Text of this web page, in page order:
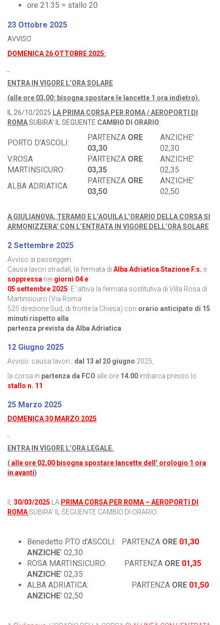
ore 21:35 = stallo 20
23 Ottobre 2025
AVVISO
DOMENICA 26 OTTOBRE 2025:
ENTRA IN VIGORE L’ORA SOLARE
(alle ore 03,00: bisogna spostare le lancette 1 ora indietro).
IL 26/10/2025 LA PRIMA CORSA PER ROMA / AEROPORTI DI
ROMASUBIRA’ IL SEGUENTE CAMBIO DI ORARIO:
PORTO D’ASCOLI:
PARTENZA ORE
03,30
ANZICHE’
02,30
V.ROSA
MARTINSICURO:
PARTENZA ORE
03,35
ANZICHE’
02,35
ALBA ADRIATICA:
PARTENZA ORE
03,50
ANZICHE’
02,50
A GIULIANOVA, TERAMO E L’AQUILA L’ORARIO DELLA CORSA SI
ARMONIZZERA’ CON L’ENTRATA IN VIGORE DELL’ORA SOLARE
2 Settembre 2025
Avviso ai passeggeri:
Causa lavori stradali, la fermata di Alba Adriatica Stazione F.s. è
soppressa nei giorni 04 e
05 settembre 2025 . E ’attiva la fermata sostitutiva di Villa Rosa di
Martinsicuro (Via Roma
525 direzione Sud, di fronte la Chiesa) con orario anticipato di 15
minuti rispetto alla
partenza prevista da Alba Adriatica
12 Giugno 2025
Avviso: causa lavori , dal 13 al 20 giugno 2025,
la corsa in partenza da FCO alle ore 14.00 imbarca presso lo
stallo n. 11
25 Marzo 2025
DOMENICA 30 MARZO 2025
ENTRA IN VIGORE L’ORA LEGALE.
(alle ore 02,00 bisogna spostare lancette dell’ orologio 1 ora
in avanti)
30/03/2025 LA PRIMA CORSA PER ROMA – AEROPORTI DI
ROMA SUBIRA’ IL SEGUENTE CAMBIO DI ORARIO:
Benedetto P.TO d’ASCOLI: PARTENZA ORE 01,30
ANZICHE’ 02,30
ROSA MARTINSICURO: PARTENZA ORE 01,35
ANZICHE’ 02,35
ALBA ADRIATICA: PARTENZA ORE 01,50
ANZICHE’ 02,50